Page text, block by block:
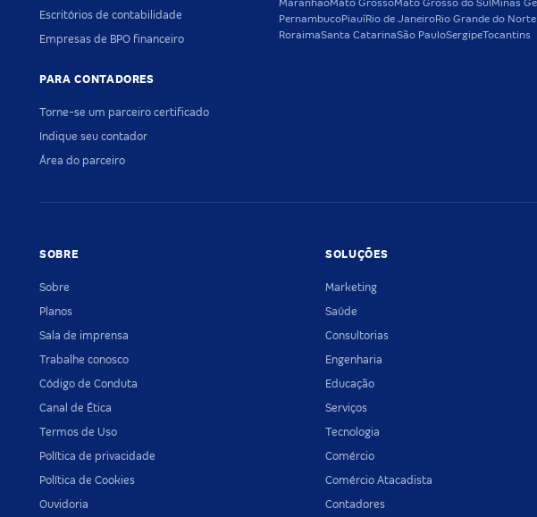
Escritórios de contabilidade
Empresas de BPO financeiro
PARA CONTADORES
Torne-se um parceiro certificado
Indique seu contador
Área do parceiro
MaranhãoMato GrossoMato Grosso do Sul Minas
PernambucoPiauíRio de JaneiroRio Grande do Norte
RoraimaSanta CatarinaSão PauloSergipeTocantins
SOBRE
Sobre
Planos
Sala de imprensa
Trabalhe conosco
Código de Conduta
Canal de Ética
Termos de Uso
Política de privacidade
Política de Cookies
Ouvidoria
SOLUÇÕES
Marketing
Saúde
Consultorias
Engenharia
Educação
Serviços
Tecnologia
Comércio
Comércio Atacadista
Contadores